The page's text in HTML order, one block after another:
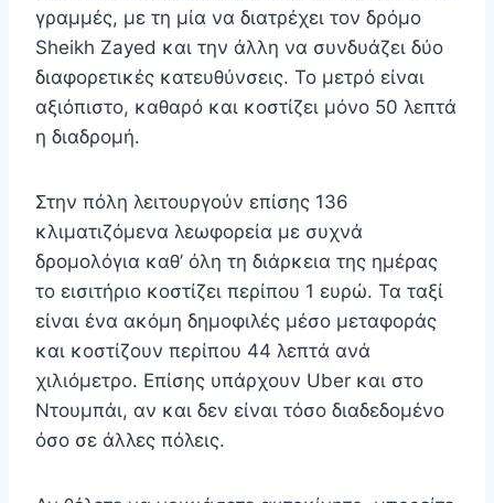
γραμμές, με τη μία να διατρέχει τον δρόμο
Sheikh Zayed και την άλλη να συνδυάζει δύο
διαφορετικές κατευθύνσεις. Το μετρό είναι
αξιόπιστο, καθαρό και κοστίζει μόνο 50 λεπτά
η διαδρομή.
Στην πόλη λειτουργούν επίσης 136
κλιματιζόμενα λεωφορεία με συχνά
δρομολόγια καθ’ όλη τη διάρκεια της ημέρας
το εισιτήριο κοστίζει περίπου 1 ευρώ. Τα ταξί
είναι ένα ακόμη δημοφιλές μέσο μεταφοράς
και κοστίζουν περίπου 44 λεπτά ανά
χιλιόμετρο. Επίσης υπάρχουν Uber και στο
Ντουμπάι, αν και δεν είναι τόσο διαδεδομένο
όσο σε άλλες πόλεις.